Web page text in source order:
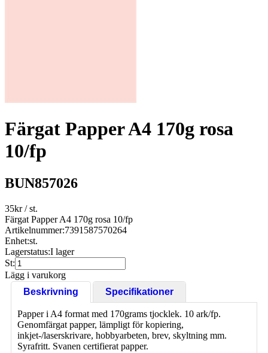
Färgat Papper A4 170g rosa
10/fp
BUN857026
35kr/ st.
Färgat Papper A4 170g rosa 10/fp
Artikelnummer:7391587570264
Enhet:st.
Lagerstatus:I lager
St:
Lägg i varukorg
Beskrivning
Specifikationer
Papper i A4 format med 170grams tjocklek. 10 ark/fp.
Genomfärgat papper, lämpligt för kopiering,
inkjet-/laserskrivare, hobbyarbeten, brev, skyltning mm.
Syrafritt. Svanen certifierat papper.